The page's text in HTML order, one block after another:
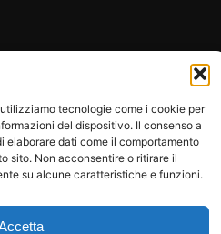
tecnologie come i cookie per
del dispositivo. Il consenso a
elaborare dati come il comportamento
sito. Non acconsentire o ritirare il
su alcune caratteristiche e funzioni.